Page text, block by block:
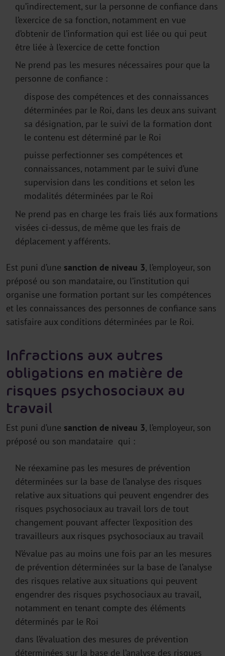
qu’indirectement, sur la personne de confiance dans
l’exercice de sa fonction, notamment en vue
d’obtenir de l’information qui est liée ou qui peut
être liée à l’exercice de cette fonction
Ne prend pas les mesures nécessaires pour que la
personne de confiance :
dispose des compétences et des connaissances
déterminées par le Roi, dans les deux ans suivant
sa désignation, par le suivi de la formation dont
le contenu est déterminé par le Roi
puisse perfectionner ses compétences et
connaissances, notamment par le suivi d’une
supervision dans les conditions et selon les
modalités déterminées par le Roi
Ne prend pas en charge les frais liés aux formations
visées ci-dessus, de même que les frais de
déplacement y afférents.
Est puni d’une sanction de niveau 3, l’employeur, son
préposé ou son mandataire, ou l’institution qui
organise une formation portant sur les compétences
et les connaissances des personnes de confiance sans
satisfaire aux conditions déterminées par le Roi.
Infractions aux autres
obligations en matière de
risques psychosociaux au
travail
Est puni d’une sanction de niveau 3, l’employeur, son
préposé ou son mandataire qui :
Ne réexamine pas les mesures de prévention
déterminées sur la base de l’analyse des risques
relative aux situations qui peuvent engendrer des
risques psychosociaux au travail lors de tout
changement pouvant affecter l’exposition des
travailleurs aux risques psychosociaux au travail
N’évalue pas au moins une fois par an les mesures
de prévention déterminées sur la base de l’analyse
des risques relative aux situations qui peuvent
engendrer des risques psychosociaux au travail,
notamment en tenant compte des éléments
déterminés par le Roi
dans l’évaluation des mesures de prévention
déterminées sur la base de l’analyse des risques